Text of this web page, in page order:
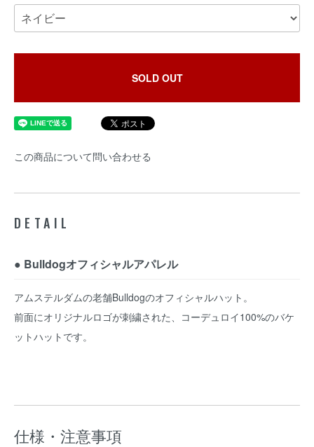
SOLD OUT
この商品について問い合わせる
DETAIL
● Bulldogオフィシャルアパレル
アムステルダムの老舗Bulldogのオフィシャルハット。
前面にオリジナルロゴが刺繍された、コーデュロイ100%のバケ
ットハットです。
仕様・注意事項